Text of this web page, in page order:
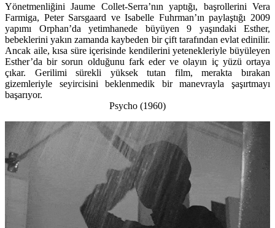
Yönetmenliğini Jaume Collet-Serra’nın yaptığı, başrollerini Vera
Farmiga, Peter Sarsgaard ve Isabelle Fuhrman’ın paylaştığı 2009
yapımı Orphan’da yetimhanede büyüyen 9 yaşındaki Esther,
bebeklerini yakın zamanda kaybeden bir çift tarafından evlat edinilir.
Ancak aile, kısa süre içerisinde kendilerini yetenekleriyle büyüleyen
Esther’da bir sorun olduğunu fark eder ve olayın iç yüzü ortaya
çıkar. Gerilimi sürekli yüksek tutan film, merakta bırakan
gizemleriyle seyircisini beklenmedik bir manevrayla şaşırtmayı
başarıyor.
Psycho (1960)